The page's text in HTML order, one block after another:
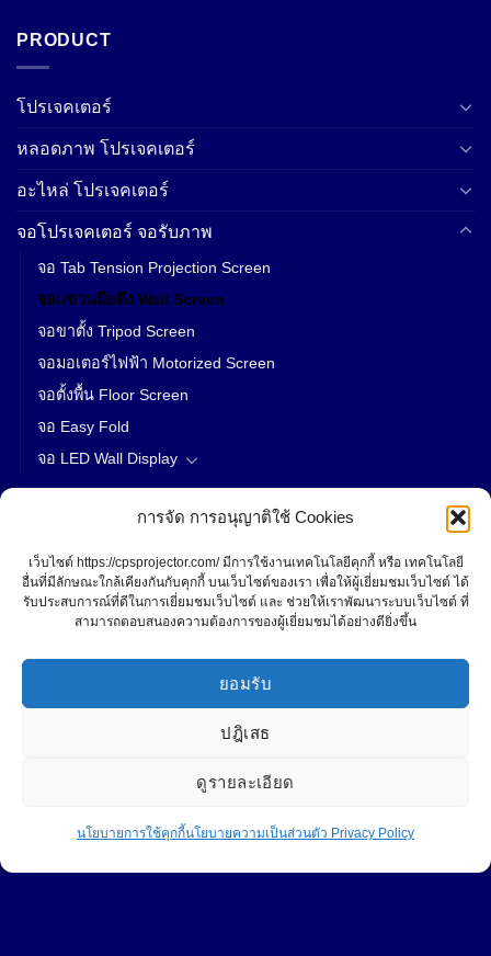
การจัด การอนุญาติใช้ Cookies
เว็บไซต์ https://cpsprojector.com/ มีการใช้งานเทคโนโลยีคุกกี้ หรือ เทคโนโลยี
อื่นที่มีลักษณะใกล้เคียงกันกับคุกกี้ บนเว็บไซต์ของเรา เพื่อให้ผู้เยี่ยมชมเว็บไซต์ ได้
รับประสบการณ์ที่ดีในการเยี่ยมชมเว็บไซต์ และ ช่วยให้เราพัฒนาระบบเว็บไซต์ ที่
สามารถตอบสนองความต้องการของผู้เยี่ยมชมได้อย่างดียิ่งขึ้น
ยอมรับ
ปฎิเสธ
ดูรายละเอียด
นโยบายการใช้คุกกี้นโยบายความเป็นส่วนตัว Privacy Policy
PRODUCT
โปรเจคเตอร์
หลอดภาพ โปรเจคเตอร์
อะไหล่ โปรเจคเตอร์
จอโปรเจคเตอร์ จอรับภาพ
จอ Tab Tension Projection Screen
จอแขวนมือดึง Wall Screen
จอขาตั้ง Tripod Screen
จอมอเตอร์ไฟฟ้า Motorized Screen
จอตั้งพื้น Floor Screen
จอ Easy Fold
จอ LED Wall Display
โน๊ตบุ๊ค
enable this content